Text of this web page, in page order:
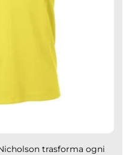
trasforma ogni